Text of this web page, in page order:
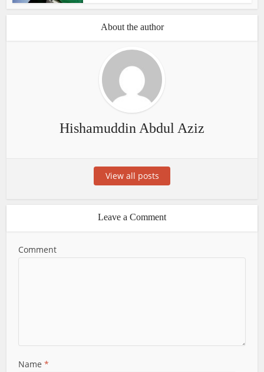
About the author
Hishamuddin Abdul Aziz
View all posts
Leave a Comment
Comment
Name*